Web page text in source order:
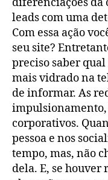
leads com uma
Com essa ação
seu site?
preciso saber
mais vidrado na
de informar. As
impulsionamento,
corporativos.
pessoa e nos
tempo, mas, não
dela. E, se houver